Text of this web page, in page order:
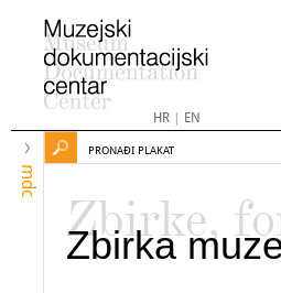
HR| EN
mdc
PRONAĐI PLAKAT
Zbirke,
Zbirka